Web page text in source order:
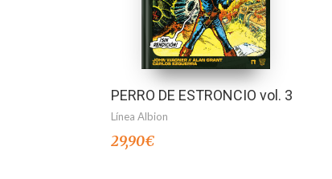
PERRO DE ESTRONCIO vol. 3
Línea Albion
29,90€